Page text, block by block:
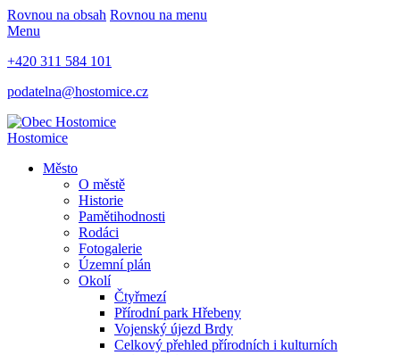
Rovnou na obsah Rovnou na menu
Menu
+420 311 584 101
podatelna@hostomice.cz
Hostomice
Město
O městě
Historie
Pamětihodnosti
Rodáci
Fotogalerie
Územní plán
Okolí
Čtyřmezí
Přírodní park Hřebeny
Vojenský újezd Brdy
Celkový přehled přírodních i kulturních